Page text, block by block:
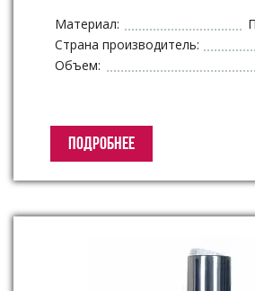
Материал:
Страна производитель:
Объем:
ПОДРОБНЕЕ